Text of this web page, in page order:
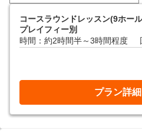
コースラウンドレッスン(9ホ
プレイフィー別
時間：約2時間半～3時間程度
プラン詳